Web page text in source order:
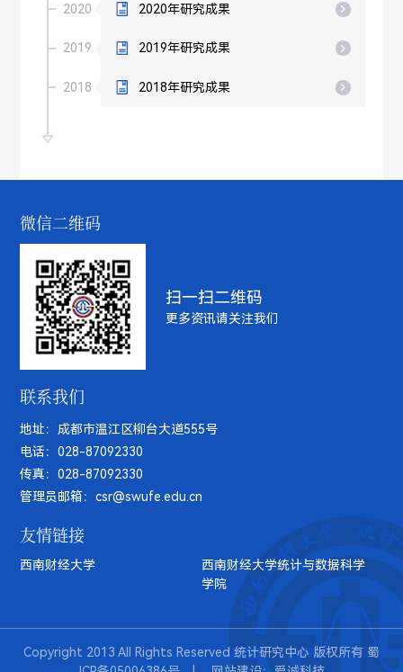
2020 2020年研究成果
2019 2019年研究成果
2018 2018年研究成果
微信二维码
扫一扫二维码
更多资讯请关注我们
联系我们
地址：成都市温江区柳台大道555号
电话：028-87092330
传真：028-87092330
管理员邮箱：csr@swufe.edu.cn
友情链接
西南财经大学
西南财经大学统计与数据科学
学院
Copyright 2013 All Rights Reserved 统计研究中心 版权所有 蜀